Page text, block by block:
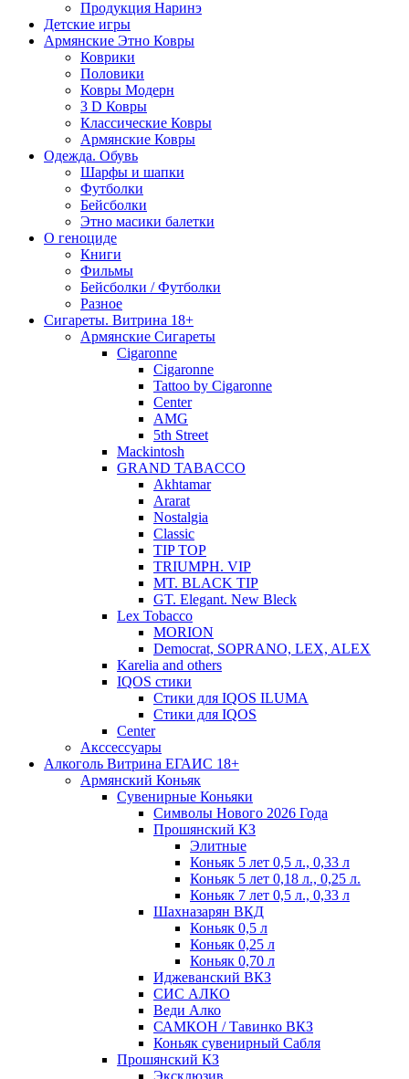
Продукция Наринэ
Детские игры
Армянские Этно Ковры
Коврики
Половики
Ковры Модерн
3 D Ковры
Классические Ковры
Армянские Ковры
Одежда. Обувь
Шарфы и шапки
Футболки
Бейсболки
Этно масики балетки
О геноциде
Книги
Фильмы
Бейсболки / Футболки
Разное
Сигареты. Витрина 18+
Армянские Сигареты
Cigaronne
Cigaronne
Tattoo by Cigaronne
Center
AMG
5th Street
Mackintosh
GRAND TABACCO
Akhtamar
Ararat
Nostalgia
Classic
TIP TOP
TRIUMPH. VIP
MT. BLACK TIP
GT. Elegant. New Bleck
Lex Tobacco
MORION
Democrat, SOPRANO, LEX, ALEX
Karelia and others
IQOS стики
Стики для IQOS ILUMA
Стики для IQOS
Сenter
Акссессуары
Алкоголь Витрина ЕГАИС 18+
Армянский Коньяк
Сувенирные Коньяки
Символы Нового 2026 Года
Прошянский КЗ
Элитные
Коньяк 5 лет 0,5 л., 0,33 л
Коньяк 5 лет 0,18 л., 0,25 л.
Коньяк 7 лет 0,5 л., 0,33 л
Шахназарян ВКД
Коньяк 0,5 л
Коньяк 0,25 л
Коньяк 0,70 л
Иджеванский ВКЗ
СИС АЛКО
Веди Алко
САМКОН / Тавинко ВКЗ
Коньяк сувенирный Сабля
Прошянский КЗ
Эксклюзив